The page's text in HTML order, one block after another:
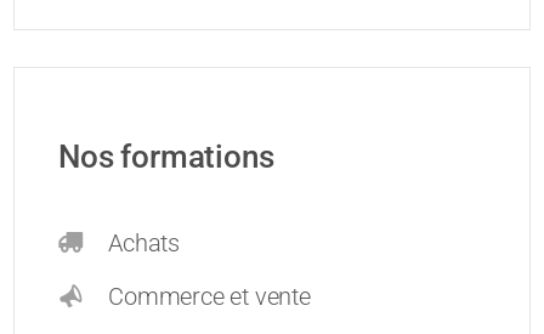
Nos formations
Achats
Commerce et vente